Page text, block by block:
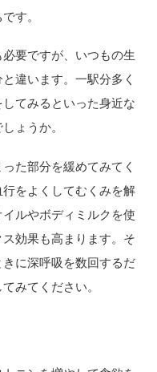
す。
要ですが、いつもの生
違います。一駅分多く
てみるといった身近な
ょうか。
た部分を緩めてみてく
をよくしてむくみを解
ルやボディミルクを使
効果も高まります。そ
に深呼吸を数回するだ
みてください。